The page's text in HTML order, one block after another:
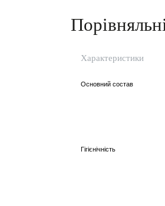
Характеристики
Основний состав
Гігієнічність